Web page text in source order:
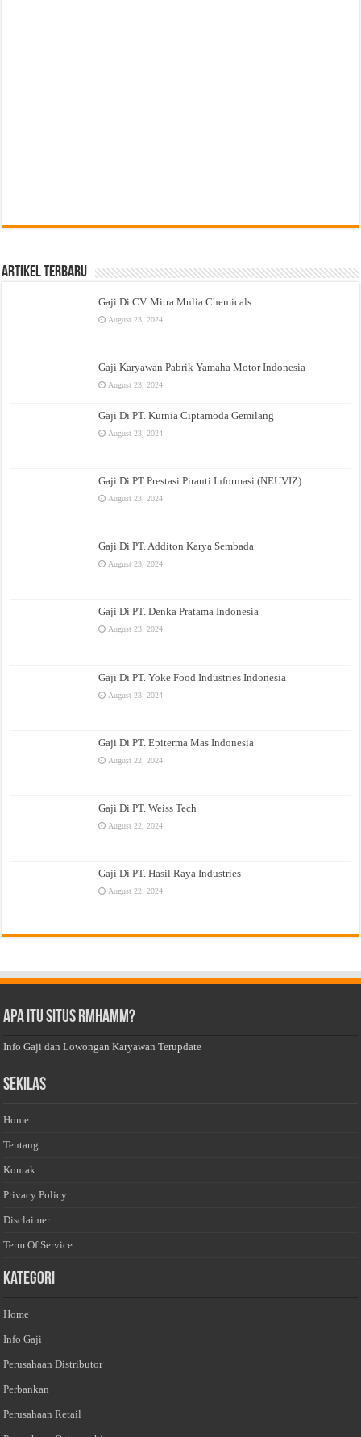
Artikel Terbaru
Gaji Di CV. Mitra Mulia Chemicals
August 23, 2024
Gaji Karyawan Pabrik Yamaha Motor Indonesia
August 23, 2024
Gaji Di PT. Kurnia Ciptamoda Gemilang
August 23, 2024
Gaji Di PT Prestasi Piranti Informasi (NEUVIZ)
August 23, 2024
Gaji Di PT. Additon Karya Sembada
August 23, 2024
Gaji Di PT. Denka Pratama Indonesia
August 23, 2024
Gaji Di PT. Yoke Food Industries Indonesia
August 23, 2024
Gaji Di PT. Epiterma Mas Indonesia
August 22, 2024
Gaji Di PT. Weiss Tech
August 22, 2024
Gaji Di PT. Hasil Raya Industries
August 22, 2024
Apa Itu Situs Rmhamm?
Info Gaji dan Lowongan Karyawan Terupdate
Sekilas
Home
Tentang
Kontak
Privacy Policy
Disclaimer
Term Of Service
Kategori
Home
Info Gaji
Perusahaan Distributor
Perbankan
Perusahaan Retail